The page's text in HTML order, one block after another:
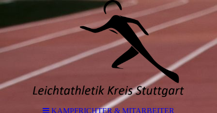
KAMPFRICHTER & MITARBEITER